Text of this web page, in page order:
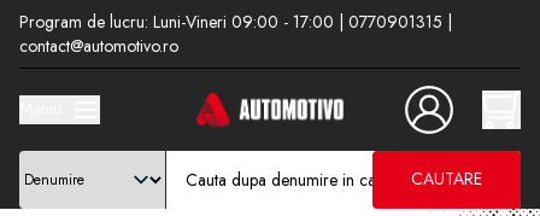
Program de lucru: Luni-Vineri 09:00 - 17:00 | 0770901315 |
contact@automotivo.ro
CAUTARE